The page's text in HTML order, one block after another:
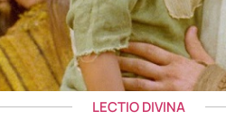
LECTIO DIVINA